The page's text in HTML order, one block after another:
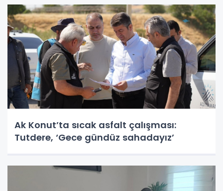
Ak Konut’ta sıcak asfalt çalışması:
Tutdere, ‘Gece gündüz sahadayız’